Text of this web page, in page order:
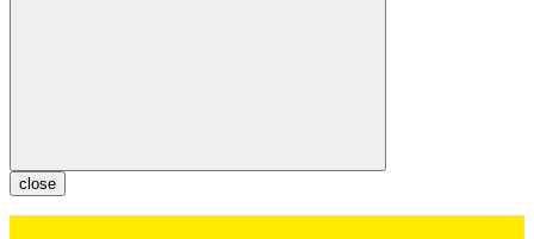
close